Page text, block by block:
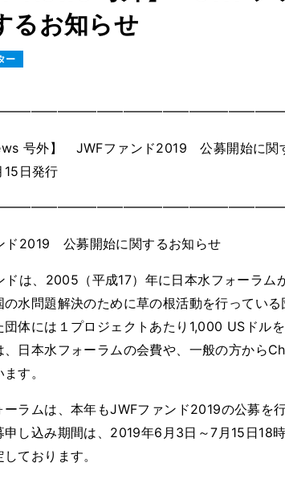
るお知らせ
ー
号外】 JWFファンド2019 公募開始に関
日発行
ド2019 公募開始に関するお知らせ
ドは、2005（平成17）年に日本水フォーラム
水問題解決のために草の根活動を行ってい
団体には１プロジェクトあたり1,000 USドル
、日本水フォーラムの会費や、一般の方から
す。
ーラムは、本年もJWFファンド2019の公募を行
申し込み期間は、2019年6月3日～7月15日18
ております。